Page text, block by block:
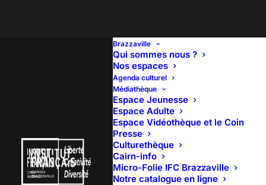
Brazzaville
Qui sommes nous ?
Nos espaces
Agenda culturel
Médiathèque
Espace Jeunesse
Espace Adulte
Espace Vidéothèque et le Coin
Presse
Culturethèque
Cairn-info
Micro-Folie IFC Brazzaville
Notre catalogue en ligne